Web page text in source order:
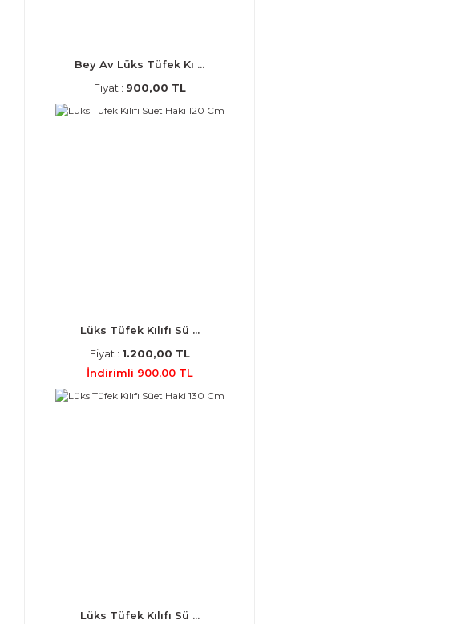
Bey Av Lüks Tüfek Kı ...
Fiyat : 900,00 TL
Lüks Tüfek Kılıfı Sü ...
Fiyat : 1.200,00 TL
İndirimli 900,00 TL
Lüks Tüfek Kılıfı Sü ...